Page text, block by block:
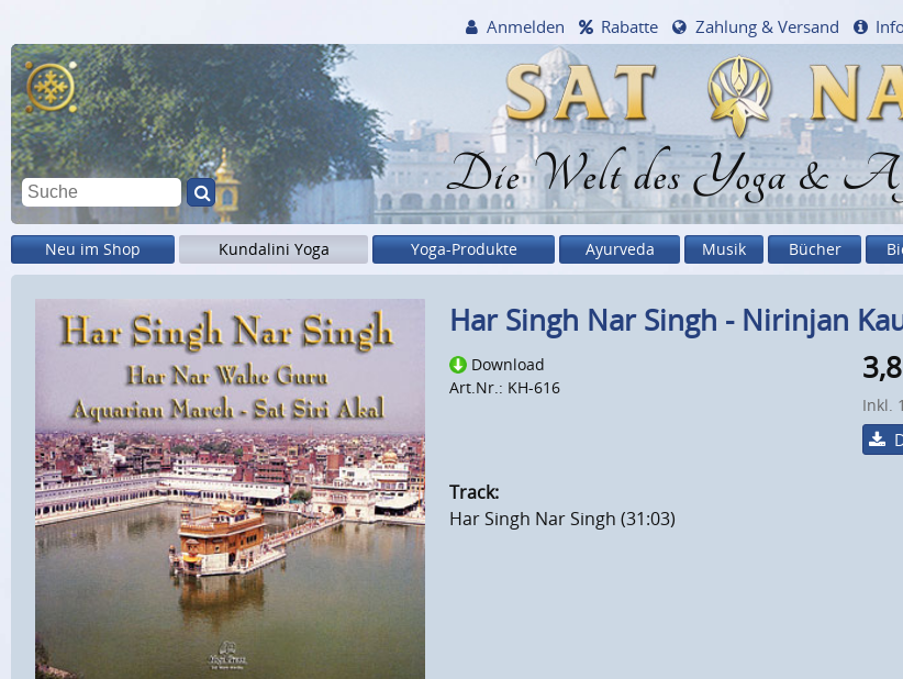
Die Welt des Yoga &
Anmelden Rabatte Zahlung & Versand
Neu im Shop Kundalini Yoga Yoga-Produkte Ayurveda Musik Bücher
Har Singh Nar Singh - Nirinjan
Download
Art.Nr.: KH-616
Inkl.
Track:
Har Singh Nar Singh (31:03)